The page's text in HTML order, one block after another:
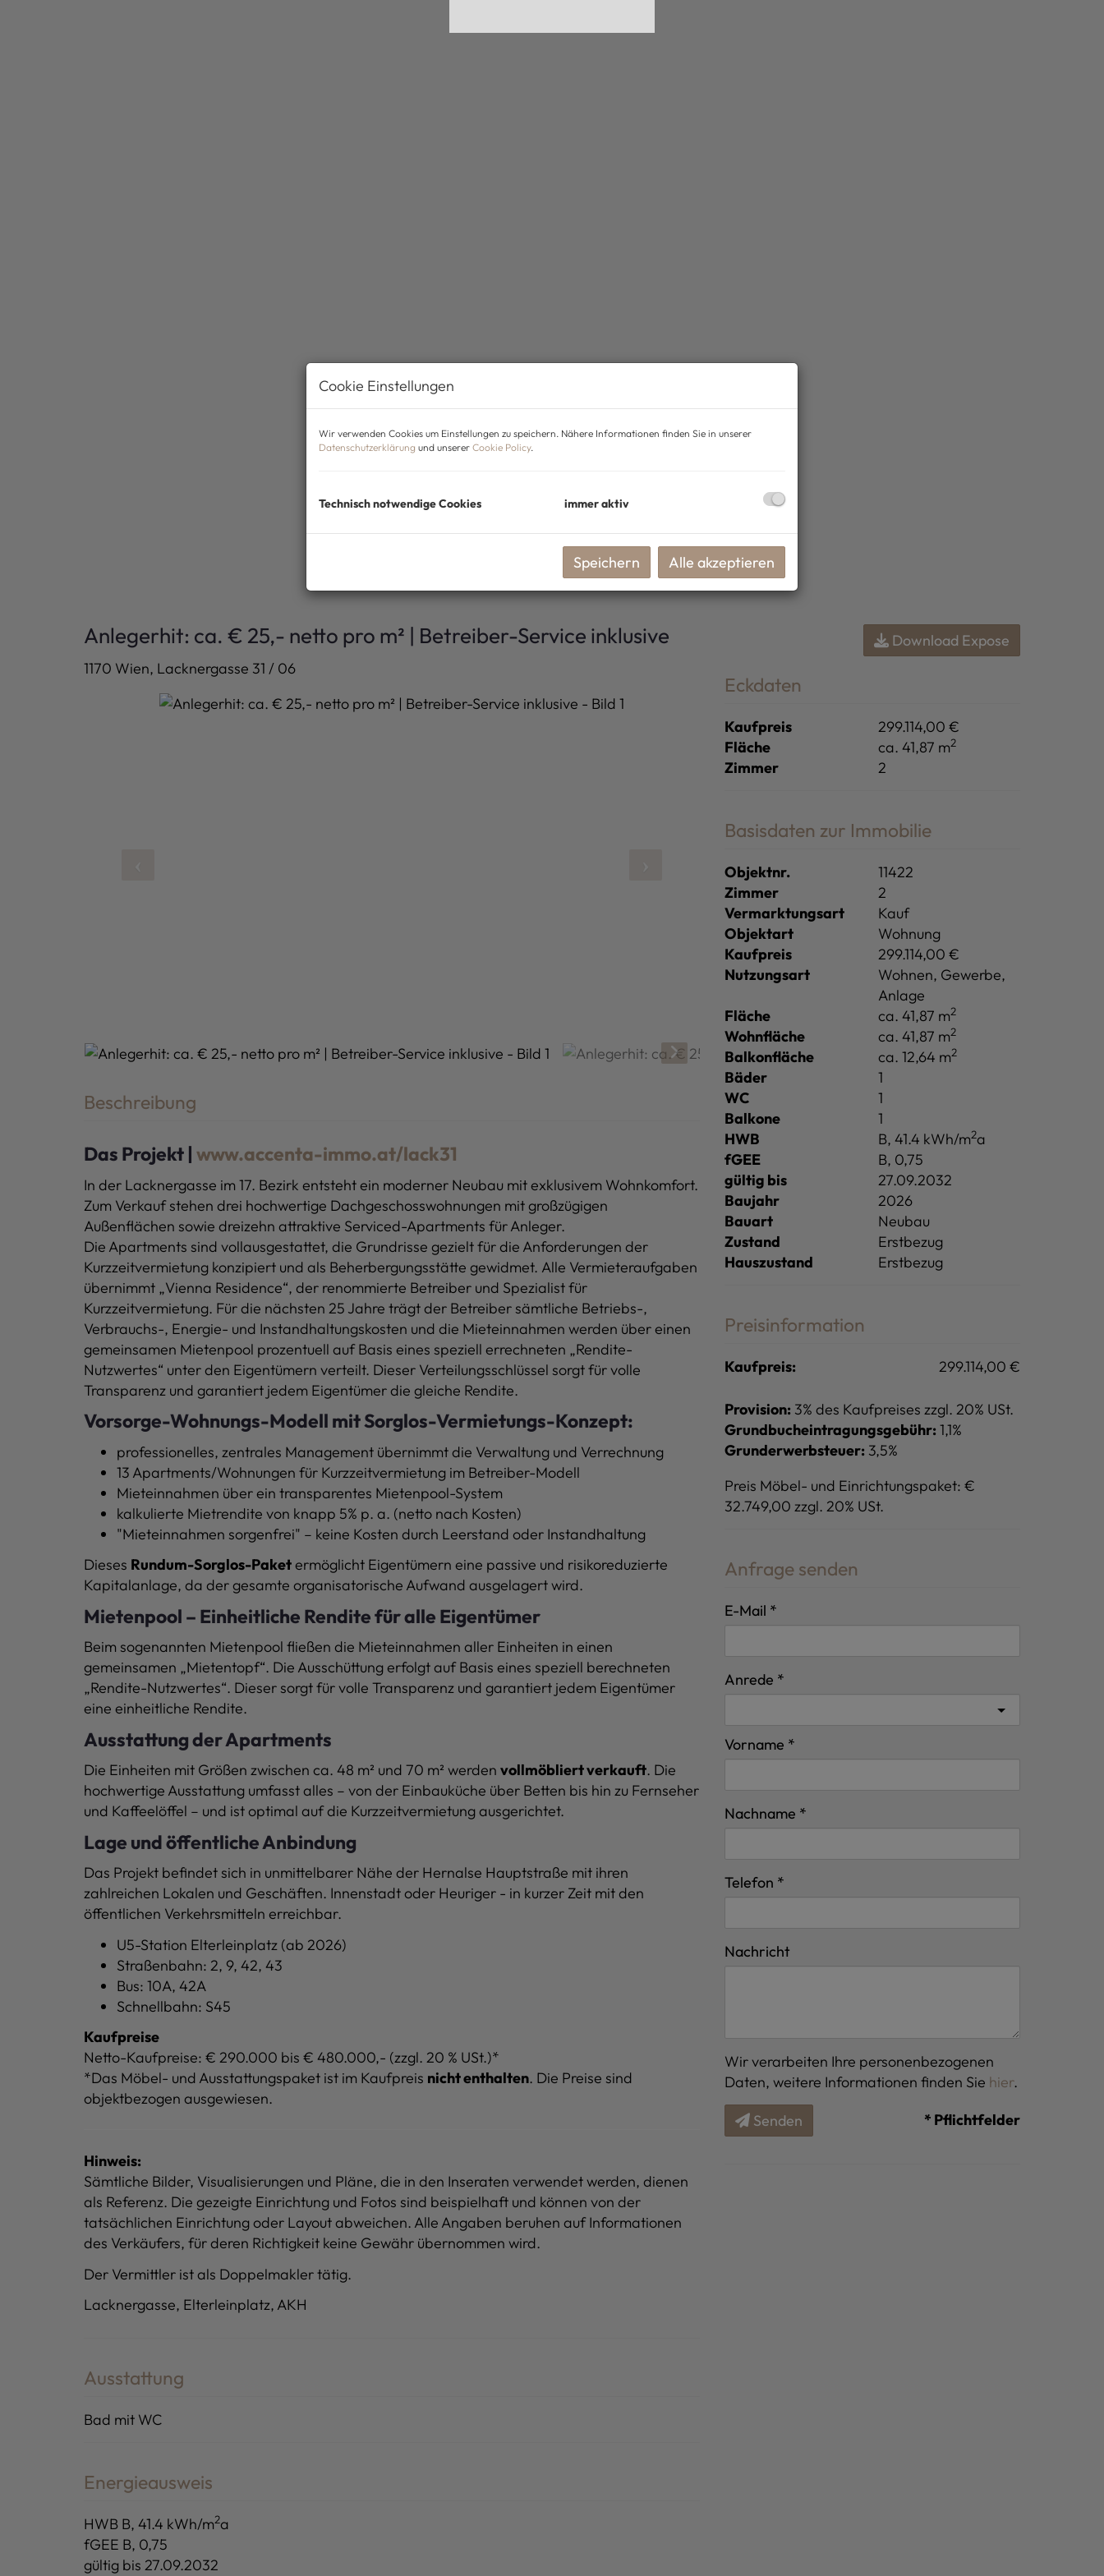
Anlegerhit: ca. € 25,- netto pro m² | Betreiber-Service inklusive
1170 Wien, Lacknergasse 31 / 06
Beschreibung
Das Projekt | www.accenta-immo.at/lack31
In der Lacknergasse im 17. Bezirk entsteht ein moderner Neubau mit exklusivem Wohnkomfort.
Zum Verkauf stehen drei hochwertige Dachgeschosswohnungen mit großzügigen
Außenflächen sowie dreizehn attraktive Serviced-Apartments für Anleger.
Die Apartments sind vollausgestattet, die Grundrisse gezielt für die Anforderungen der
Kurzzeitvermietung konzipiert und als Beherbergungsstätte gewidmet. Alle Vermieteraufgaben
übernimmt „Vienna Residence“, der renommierte Betreiber und Spezialist für
Kurzzeitvermietung. Für die nächsten 25 Jahre trägt der Betreiber sämtliche Betriebs-,
Verbrauchs-, Energie- und Instandhaltungskosten und die Mieteinnahmen werden über einen
gemeinsamen Mietenpool prozentuell auf Basis eines speziell errechneten „Rendite-
Nutzwertes“ unter den Eigentümern verteilt. Dieser Verteilungsschlüssel sorgt für volle
Transparenz und garantiert jedem Eigentümer die gleiche Rendite.
Vorsorge-Wohnungs-Modell mit Sorglos-Vermietungs-Konzept:
professionelles, zentrales Management übernimmt die Verwaltung und Verrechnung
13 Apartments/Wohnungen für Kurzzeitvermietung im Betreiber-Modell
Mieteinnahmen über ein transparentes Mietenpool-System
kalkulierte Mietrendite von knapp 5% p. a. (netto nach Kosten)
"Mieteinnahmen sorgenfrei" – keine Kosten durch Leerstand oder Instandhaltung
Dieses Rundum-Sorglos-Paketermöglicht Eigentümern eine passive und risikoreduzierte
Kapitalanlage, da der gesamte organisatorische Aufwand ausgelagert wird.
Mietenpool – Einheitliche Rendite für alle Eigentümer
Beim sogenannten Mietenpool fließen die Mieteinnahmen aller Einheiten in einen
gemeinsamen „Mietentopf“. Die Ausschüttung erfolgt auf Basis eines speziell berechneten
„Rendite-Nutzwertes“. Dieser sorgt für volle Transparenz und garantiert jedem Eigentümer
eine einheitliche Rendite.
Ausstattung der Apartments
Die Einheiten mit Größen zwischen ca. 48 m² und 70 m² werden vollmöbliert verkauft. Die
hochwertige Ausstattung umfasst alles – von der Einbauküche über Betten bis hin zu Fernseher
und Kaffeelöffel – und ist optimal auf die Kurzzeitvermietung ausgerichtet.
Lage und öffentliche Anbindung
Das Projekt befindet sich in unmittelbarer Nähe der Hernalse Hauptstraße mit ihren
zahlreichen Lokalen und Geschäften. Innenstadt oder Heuriger - in kurzer Zeit mit den
öffentlichen Verkehrsmitteln erreichbar.
U5-Station Elterleinplatz (ab 2026)
Straßenbahn: 2, 9, 42, 43
Bus: 10A, 42A
Schnellbahn: S45
Kaufpreise
Netto-Kaufpreise: € 290.000 bis € 480.000,- (zzgl. 20 % USt.)*
*Das Möbel- und Ausstattungspaket ist im Kaufpreis nicht enthalten. Die Preise sind
objektbezogen ausgewiesen.
Hinweis:
Sämtliche Bilder, Visualisierungen und Pläne, die in den Inseraten verwendet werden, dienen
als Referenz. Die gezeigte Einrichtung und Fotos sind beispielhaft und können von der
tatsächlichen Einrichtung oder Layout abweichen. Alle Angaben beruhen auf Informationen
des Verkäufers, für deren Richtigkeit keine Gewähr übernommen wird.
Der Vermittler ist als Doppelmakler tätig.
Lacknergasse, Elterleinplatz, AKH
Ausstattung
Bad mit WC
Energieausweis
HWB B, 41.4 kWh/m2a
fGEE B, 0,75
gültig bis 27.09.2032
Download Expose
Eckdaten
Kaufpreis
299.114,00 €
Fläche
ca. 41,87 m2
Zimmer 2
Basisdaten zur Immobilie
Objektnr.
11422
Zimmer
2
Vermarktungsart
Kauf
Objektart
Wohnung
Kaufpreis
299.114,00 €
Nutzungsart
Wohnen Gewerbe
Anlage
Fläche
ca. 41,87 m2
Wohnfläche ca. 41,87 m2
Balkonfläche ca. 12,64 m2
Bäder
1
WC
1
Balkone
1
HWB
B, 41.4 kWh/m2a
fGEE
B, 0,75
gültig bis
27.09.2032
Baujahr
2026
Bauart
Neubau
Zustand
Erstbezug
Hauszustand
Erstbezug
Preisinformation
Kaufpreis: 299.114,00 €
Provision: 3% des Kaufpreises zzgl. 20% USt.
Grundbucheintragungsgebühr: 1,1%
Grunderwerbsteuer: 3,5%
Preis Möbel- und Einrichtungspaket: €
32.749,00 zzgl. 20% USt.
Anfrage senden
E-Mail
Anrede
Vorname
Nachname
Telefon
Nachricht
Wir verarbeiten Ihre personenbezogenen
Daten, weitere Informationen finden Sie hier.
Senden * Pflichtfelder
Cookie Einstellungen
Wir verwenden Cookies um Einstellungen zu speichern. Nähere Informationen finden Sie in unserer
Datenschutzerklärung und unserer Cookie Policy.
Technisch notwendige Cookies immer aktiv
Speichern Alle akzeptieren